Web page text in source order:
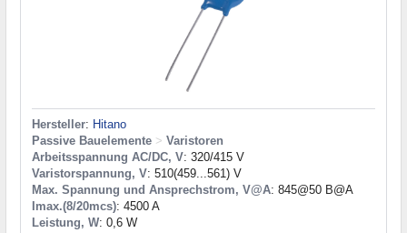
Hersteller: Hitano
Passive Bauelemente > Varistoren
Arbeitsspannung AC/DC, V: 320/415 V
Varistorspannung, V: 510(459...561) V
Max. Spannung und Ansprechstrom, V@A: 845@50 B@A
Imax.(8/20mcs): 4500 A
Leistung, W: 0,6 W